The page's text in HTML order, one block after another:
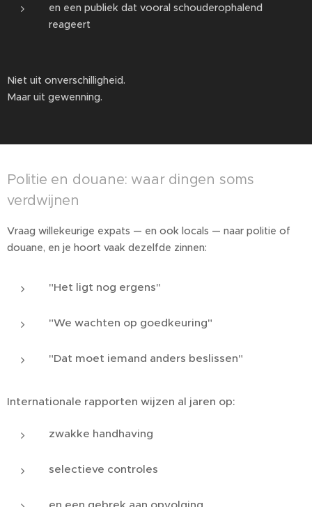
en een publiek dat vooral schouderophalend
reageert
Niet uit onverschilligheid.
Maar uit gewenning.
Politie en douane: waar dingen soms
verdwijnen
Vraag willekeurige expats — en ook locals — naar politie of
douane, en je hoort vaak dezelfde zinnen:
"Het ligt nog ergens"
"We wachten op goedkeuring"
"Dat moet iemand anders beslissen"
Internationale rapporten wijzen al jaren op:
zwakke handhaving
selectieve controles